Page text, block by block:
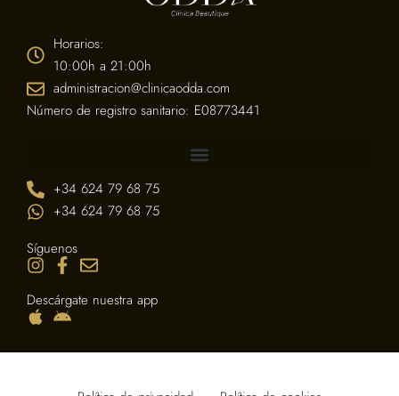
Horarios:
10:00h a 21:00h
administracion@clinicaodda.com
Número de registro sanitario: E08773441
+34 624 79 68 75
+34 624 79 68 75
Síguenos
Descárgate nuestra app